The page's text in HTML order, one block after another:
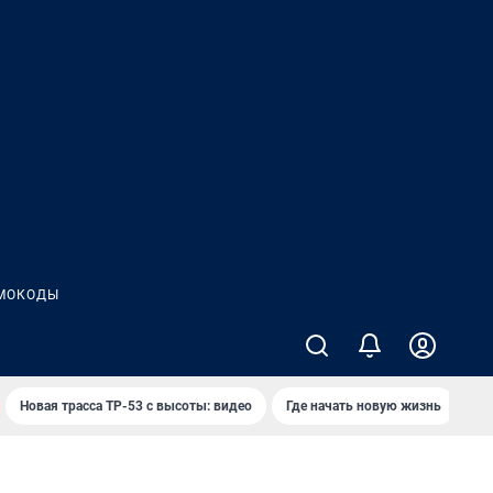
Новая трасса ТР-53 с высоты: видео Где начать новую жизнь